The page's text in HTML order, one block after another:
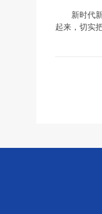
新时代
起来，切实